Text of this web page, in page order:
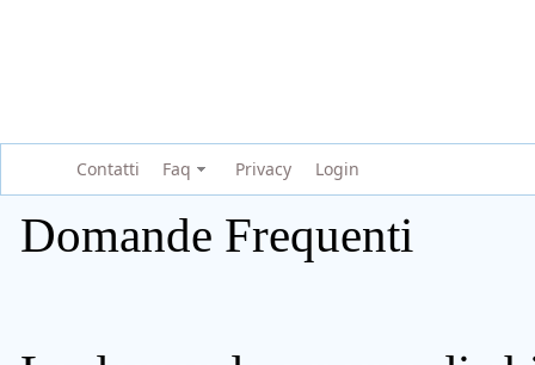
Contatti Faq Privacy Login
Domande Frequenti